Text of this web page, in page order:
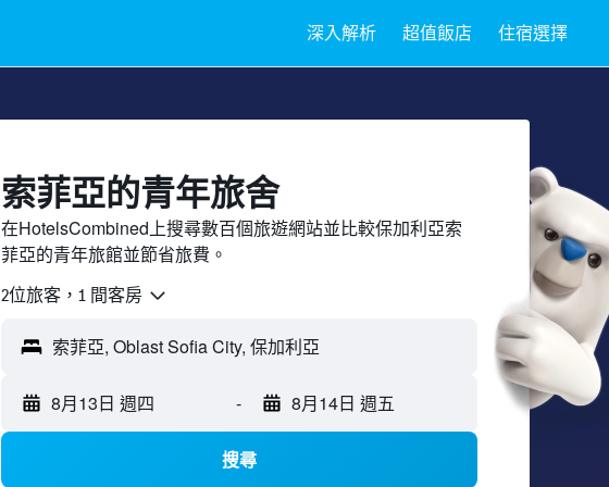
深入解析 超值飯店 住宿選擇
索菲亞的青年旅舍
在HotelsCombined上搜尋數百個旅遊網站並比較保加利亞索
菲亞的青年旅館並節省旅費。
2位旅客，1 間客房
索菲亞, Oblast Sofia City, 保加利亞
8月13日 週四 - 8月14日 週五
搜尋